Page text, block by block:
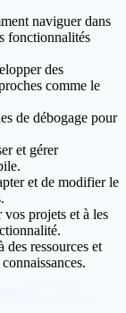
naviguer dans
fonctionnalités
des
comme le
de débogage pour
et gérer
et de modifier le
projets et à les
des ressources et